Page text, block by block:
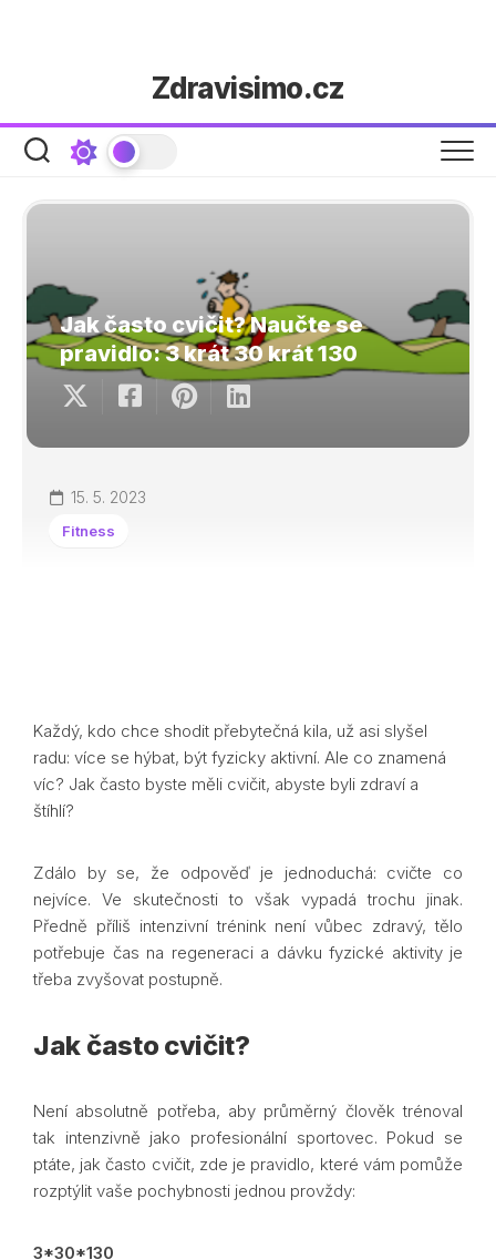
Zdravisimo.cz
Jak často cvičit? Naučte se
pravidlo: 3 krát 30 krát 130
15. 5. 2023
Fitness
Každý, kdo chce shodit přebytečná kila, už asi slyšel
radu: více se hýbat, být fyzicky aktivní. Ale co znamená
víc? Jak často byste měli cvičit, abyste byli zdraví a
štíhlí?
Zdálo by se, že odpověď je jednoduchá: cvičte co
nejvíce. Ve skutečnosti to však vypadá trochu jinak.
Předně příliš intenzivní trénink není vůbec zdravý, tělo
potřebuje čas na regeneraci a dávku fyzické aktivity je
třeba zvyšovat postupně.
Jak často cvičit?
Není absolutně potřeba, aby průměrný člověk trénoval
tak intenzivně jako profesionální sportovec. Pokud se
ptáte, jak často cvičit, zde je pravidlo, které vám pomůže
rozptýlit vaše pochybnosti jednou provždy:
3*30*130